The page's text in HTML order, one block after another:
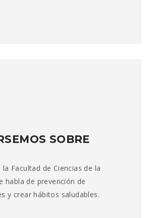
SOBRE
Facultad de Ciencias de la
habla de prevención de
y crear hábitos saludables.